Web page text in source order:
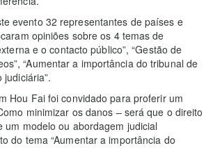
evento 32 representantes de países e
opiniões sobre os 4 temas de
e o contacto público”, “Gestão de
“Aumentar a importância do tribunal de
judiciária”.
Hou Fai foi convidado para proferir um
minimizar os danos – será que o direito
um modelo ou abordagem judicial
do tema “Aumentar a importância do